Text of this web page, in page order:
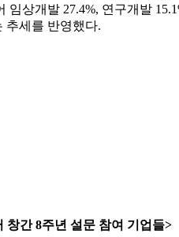
임상개발 27.4%, 연구개발
추세를 반영했다.
창간 8주년 설문 참여 기업들>